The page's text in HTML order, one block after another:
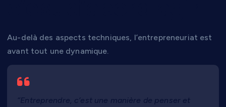
Au-delà des aspects techniques, l’entrepreneuriat est
avant tout une dynamique.
“Entreprendre, c’est une manière de penser et